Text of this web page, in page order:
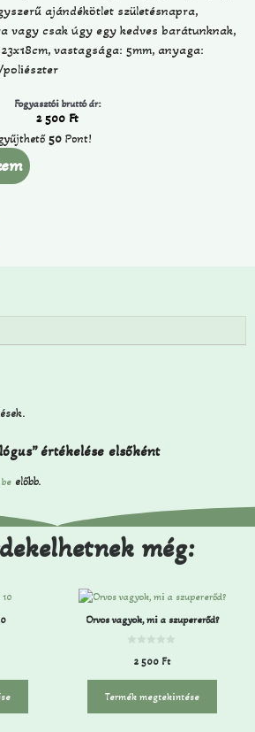
ajándékötlet születésnapra,
vagy csak úgy egy kedves barátunknak,
vastagsága: 5mm, anyaga:
poliészter
Fogyasztói bruttó ár:
2 500 Ft
50 Pont!
értékelése elsőként
előbb.
még:
Orvos vagyok, mi a szupererőd?
5
b
l
2 500 Ft
Termék megtekintése